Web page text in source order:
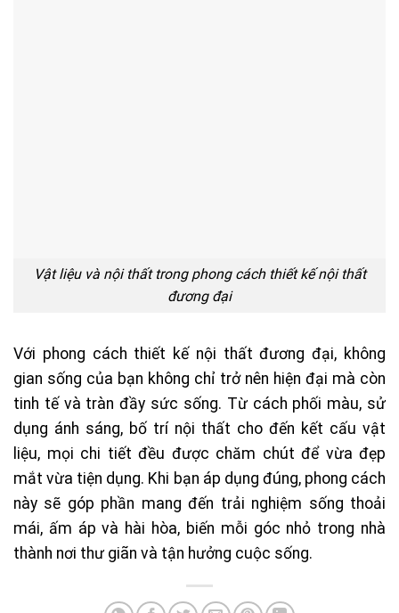
Vật liệu và nội thất trong phong cách thiết kế nội thất
đương đại
Với phong cách thiết kế nội thất đương đại, không
gian sống của bạn không chỉ trở nên hiện đại mà còn
tinh tế và tràn đầy sức sống. Từ cách phối màu, sử
dụng ánh sáng, bố trí nội thất cho đến kết cấu vật
liệu, mọi chi tiết đều được chăm chút để vừa đẹp
mắt vừa tiện dụng. Khi bạn áp dụng đúng, phong cách
này sẽ góp phần mang đến trải nghiệm sống thoải
mái, ấm áp và hài hòa, biến mỗi góc nhỏ trong nhà
thành nơi thư giãn và tận hưởng cuộc sống.